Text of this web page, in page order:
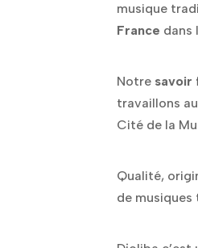
musique
France dans
Notre savoir
travaillons
Cité de la
Qualité,
de